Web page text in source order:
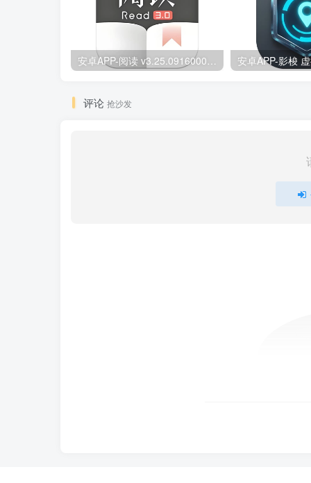
安卓APP-阅读 v3.25.09160000 原版/去除书源限制/内置书源版
评论 抢沙发